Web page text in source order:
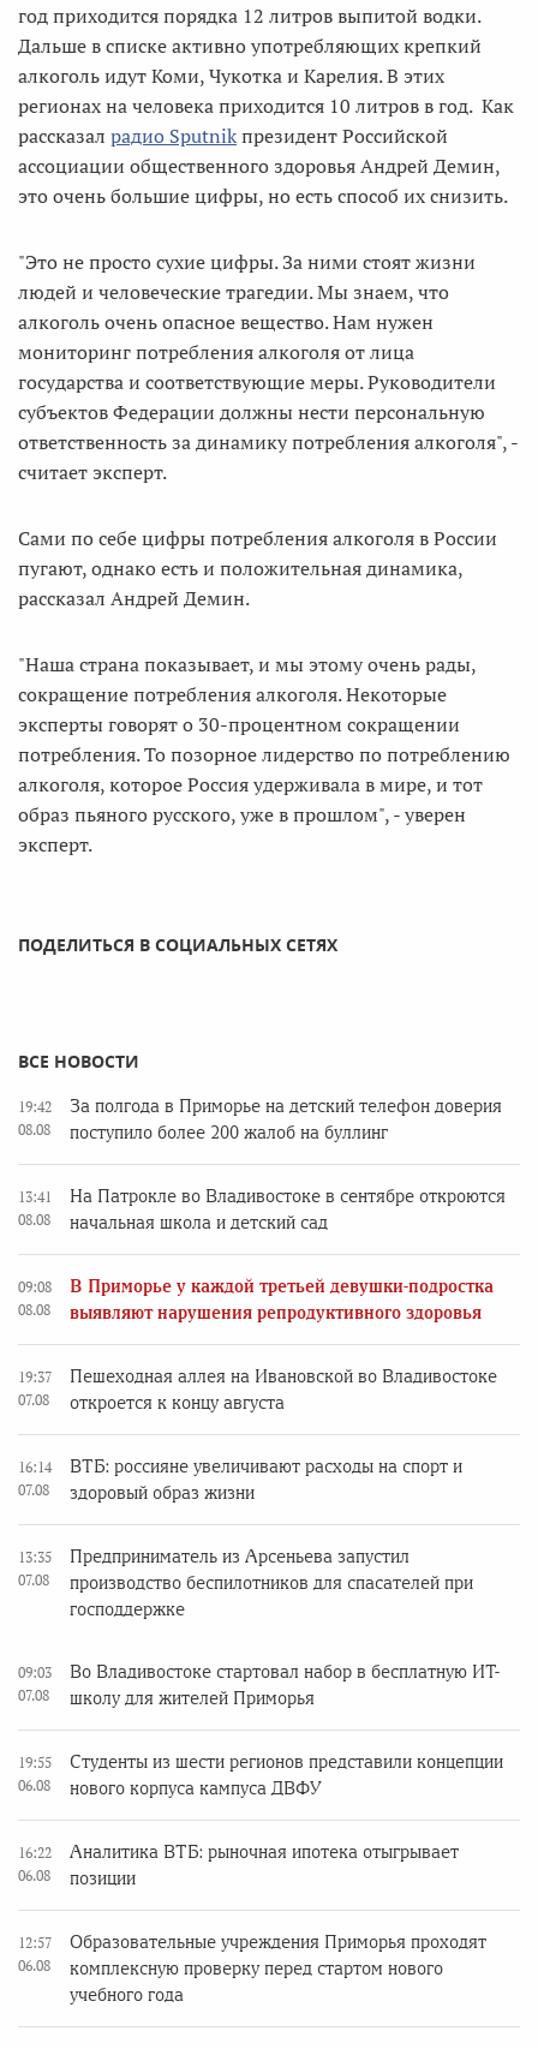
год приходится порядка 12 литров выпитой водки.
Дальше в списке активно употребляющих крепкий
алкоголь идут Коми, Чукотка и Карелия. В этих
регионах на человека приходится 10 литров в год. Как
рассказал радио Sputnikпрезидент Российской
ассоциации общественного здоровья Андрей Демин,
это очень большие цифры, но есть способ их снизить.
"Это не просто сухие цифры. За ними стоят жизни
людей и человеческие трагедии. Мы знаем, что
алкоголь очень опасное вещество. Нам нужен
мониторинг потребления алкоголя от лица
государства и соответствующие меры. Руководители
субъектов Федерации должны нести персональную
ответственность за динамику потребления алкоголя", -
считает эксперт.
Сами по себе цифры потребления алкоголя в России
пугают, однако есть и положительная динамика,
рассказал Андрей Демин.
"Наша страна показывает, и мы этому очень рады,
сокращение потребления алкоголя. Некоторые
эксперты говорят о 30-процентном сокращении
потребления. То позорное лидерство по потреблению
алкоголя, которое Россия удерживала в мире, и тот
образ пьяного русского, уже в прошлом", - уверен
эксперт.
ПОДЕЛИТЬСЯ В СОЦИАЛЬНЫХ СЕТЯХ
ВСЕ НОВОСТИ
19:42
08.08
За полгода в Приморье на детский телефон доверия
поступило более 200 жалоб на буллинг
13:41
08.08
На Патрокле во Владивостоке в сентябре откроются
начальная школа и детский сад
09:08
08.08
В Приморье у каждой третьей девушки-подростка
выявляют нарушения репродуктивного здоровья
19:37
07.08
Пешеходная аллея на Ивановской во Владивостоке
откроется к концу августа
16:14
07.08
ВТБ: россияне увеличивают расходы на спорт и
здоровый образ жизни
13:35
07.08
Предприниматель из Арсеньева запустил
производство беспилотников для спасателей при
господдержке
09:03
07.08
Во Владивостоке стартовал набор в бесплатную ИТ-
школу для жителей Приморья
19:55
06.08
Студенты из шести регионов представили концепции
нового корпуса кампуса ДВФУ
16:22
06.08
Аналитика ВТБ: рыночная ипотека отыгрывает
позиции
12:57
06.08
Образовательные учреждения Приморья проходят
комплексную проверку перед стартом нового
учебного года